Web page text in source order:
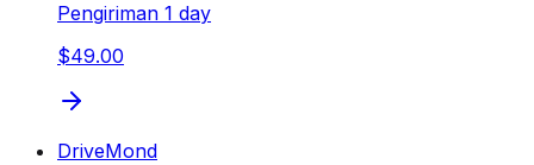
Pengiriman 1 day
$49.00
DriveMond